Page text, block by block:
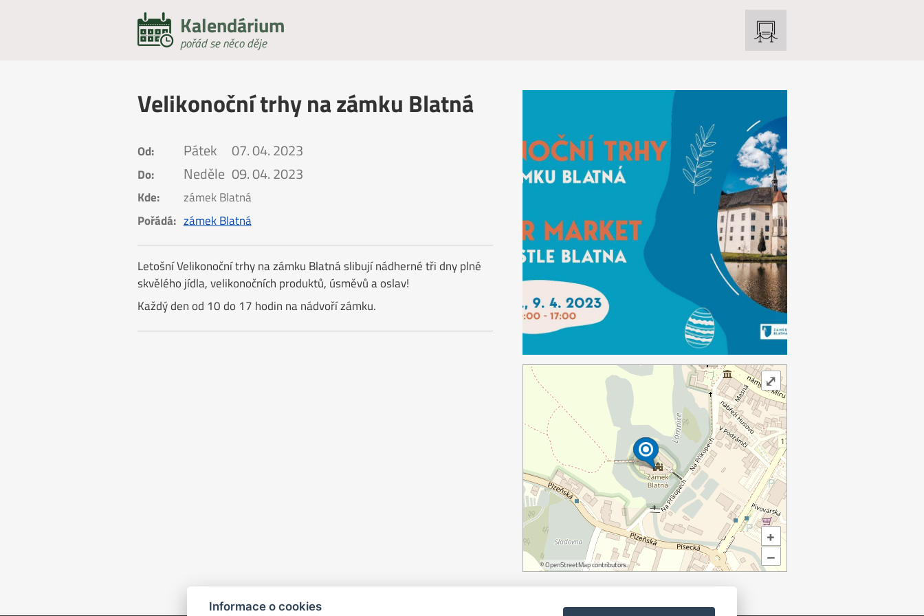
Kalendárium
pořád se něco děje
Velikonoční trhy na zámku Blatná
Od: Pátek 07. 04. 2023
Do: Neděle 09. 04. 2023
Kde:
zámek Blatná
Pořádá: zámek Blatná
Letošní Velikonoční trhy na zámku Blatná slibují nádherné tři dny plné
skvělého jídla, velikonočních produktů, úsměvů a oslav!
Každý den od 10 do 17 hodin na nádvoří zámku.
+
–
©OpenStreetMapcontributors.
⤢
Informace o cookies